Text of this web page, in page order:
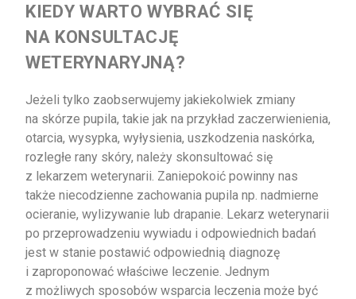
KIEDY WARTO WYBRAĆ SIĘ
NA KONSULTACJĘ
WETERYNARYJNĄ?
Jeżeli tylko zaobserwujemy jakiekolwiek zmiany
na skórze pupila, takie jak na przykład zaczerwienienia,
otarcia, wysypka, wyłysienia, uszkodzenia naskórka,
rozległe rany skóry, należy skonsultować się
z lekarzem weterynarii. Zaniepokoić powinny nas
także niecodzienne zachowania pupila np. nadmierne
ocieranie, wylizywanie lub drapanie. Lekarz weterynarii
po przeprowadzeniu wywiadu i odpowiednich badań
jest w stanie postawić odpowiednią diagnozę
i zaproponować właściwe leczenie. Jednym
z możliwych sposobów wsparcia leczenia może być